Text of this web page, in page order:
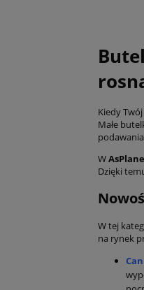
Kiedy
Małe
W
Dzięki
W tej
na rynek